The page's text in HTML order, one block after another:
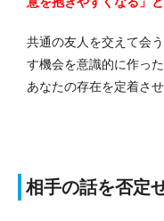
共通の友人を交えて会
す機会を意識的に作っ
あなたの存在を定着させ
相手の話を否定